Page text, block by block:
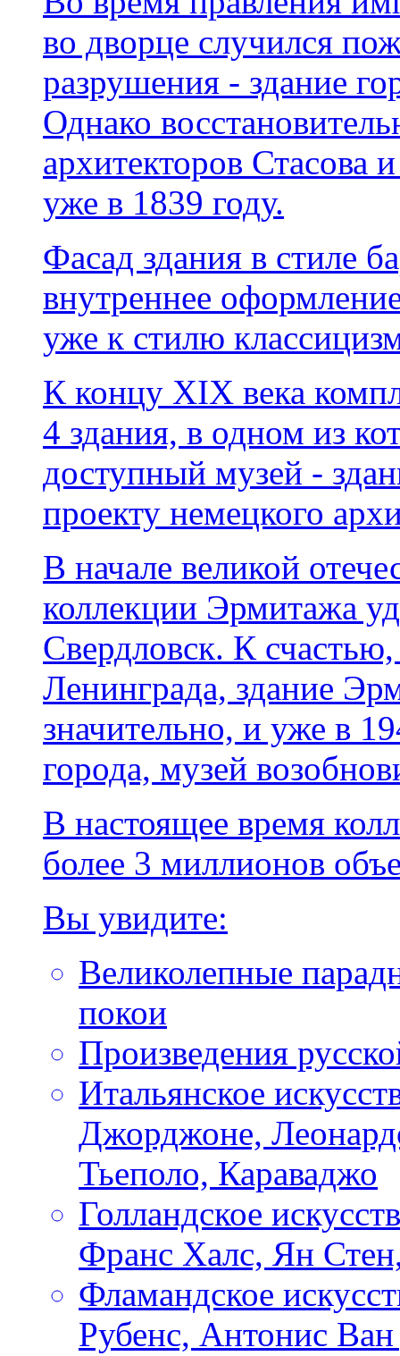
во дворце случился
разрушения - здание
Однако
архитекторов
уже в 1839 году.
Фасад здания в стиле
внутреннее
уже к стилю
К концу XIX века
4 здания, в одном из
доступный музей -
проекту немецкого
В начале великой
коллекции Эрмитажа
Свердловск. К
Ленинграда, здание
значительно, и уже в
города, музей
В настоящее время
более 3 миллионов
Вы увидите:
Великолепные
покои
Произведения
Итальянское
Джорджоне,
Тьеполо, Караваджо
Голландское
Франс Халс, Ян
Фламандское
Рубенс, Антонис